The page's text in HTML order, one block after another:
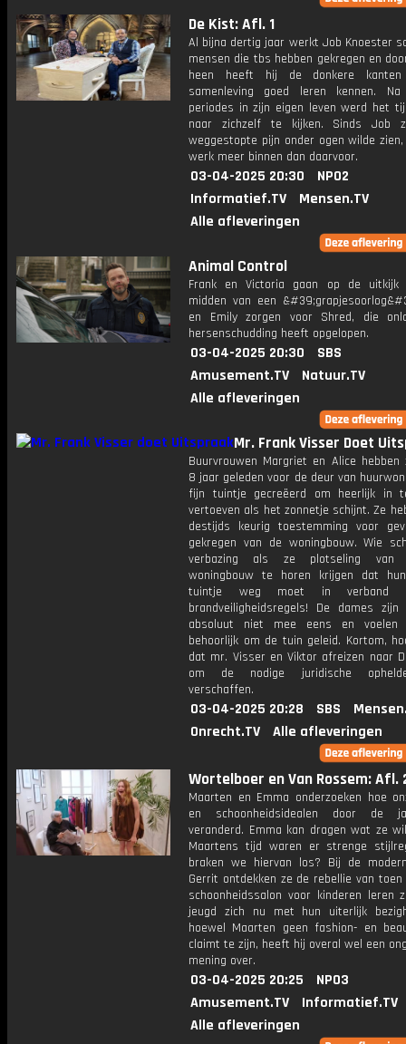
De Kist: Afl. 1
Al bijna dertig jaar werkt Job Knoester
mensen die tbs hebben gekregen en
heen heeft hij de donkere
samenleving goed leren kennen. Na
periodes in zijn eigen leven werd het
naar zichzelf te kijken. Sinds Job
weggestopte pijn onder ogen wilde
werk meer binnen dan daarvoor.
03-04-2025 20:30
NPO2
Informatief.TV
Mensen.TV
Alle afleveringen
Animal Control
Frank en Victoria gaan op de
midden van een
en Emily zorgen voor Shred, die
hersenschudding heeft opgelopen.
03-04-2025 20:30
SBS
Amusement.TV
Natuur.TV
Alle afleveringen
Mr. Frank Visser Doet
Buurvrouwen Margriet en Alice hebben
8 jaar geleden voor de deur van
fijn tuintje gecreëerd om heerlijk in
vertoeven als het zonnetje schijnt. Ze
destijds keurig toestemming voor
gekregen van de woningbouw. Wie
verbazing als ze plotseling van
woningbouw te horen krijgen dat
tuintje weg moet in verband
brandveiligheidsregels! De dames
absoluut niet mee eens en voelen
behoorlijk om de tuin geleid. Kortom,
dat mr. Visser en Viktor afreizen naar
om de nodige juridische
verschaffen.
03-04-2025 20:28 SBS
Onrecht.TV
Alle afleveringen
Wortelboer en Van Rossem: Afl.
Maarten en Emma onderzoeken hoe
en schoonheidsidealen door de
veranderd. Emma kan dragen wat ze
Maartens tijd waren er strenge
braken we hiervan los? Bij de
Gerrit ontdekken ze de rebellie van
schoonheidssalon voor kinderen leren
jeugd zich nu met hun uiterlijk
hoewel Maarten geen fashion- en
claimt te zijn, heeft hij overal wel een
mening over.
03-04-2025 20:25
NPO3
Amusement.TV
Informatief.TV
Alle afleveringen